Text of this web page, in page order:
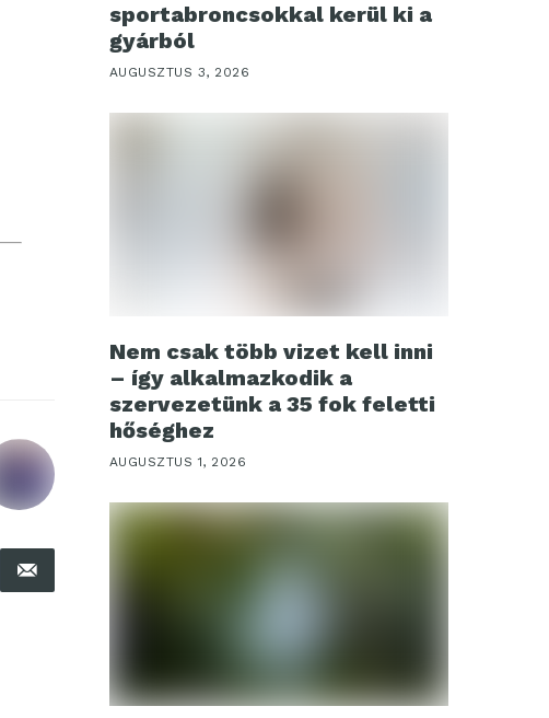
sportabroncsokkal kerül ki a
gyárból
AUGUSZTUS 3, 2026
Nem csak több vizet kell inni
– így alkalmazkodik a
szervezetünk a 35 fok feletti
hőséghez
AUGUSZTUS 1, 2026